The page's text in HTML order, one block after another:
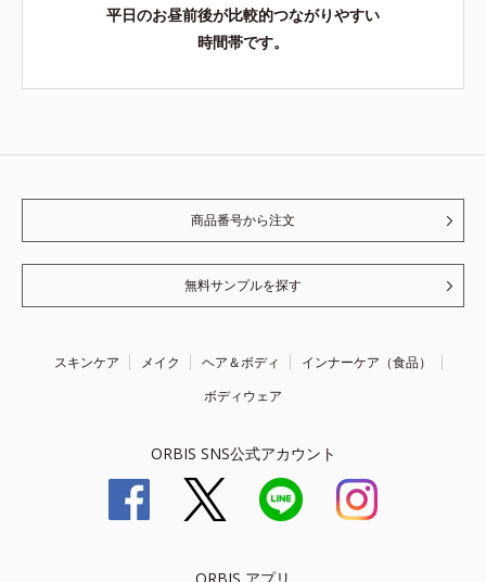
平日のお昼前後が比較的つながりやすい
時間帯です。
商品番号から注文
無料サンプルを探す
スキンケア メイク ヘア＆ボディ
インナーケア（食品）
ボディウェア
ORBIS SNS公式アカウント